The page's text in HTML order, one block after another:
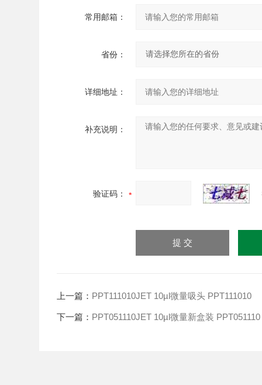
常用邮箱：
省份：
详细地址：
补充说明：
验证码：
上一篇： PPT111010JET 10µl微量吸头 PPT111010
下一篇： PPT051110JET 10µl微量新盒装 PPT051110